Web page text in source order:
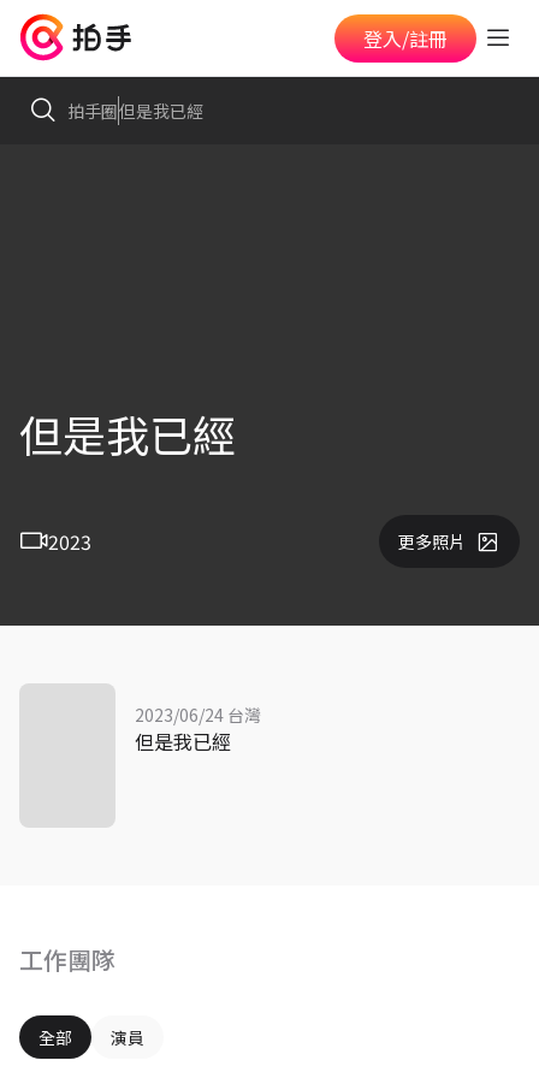
登入/註冊
拍手圈但是我已經
但是我已經
2023 更多照片
工作團隊
全部 演員
2023/06/24 台灣
但是我已經